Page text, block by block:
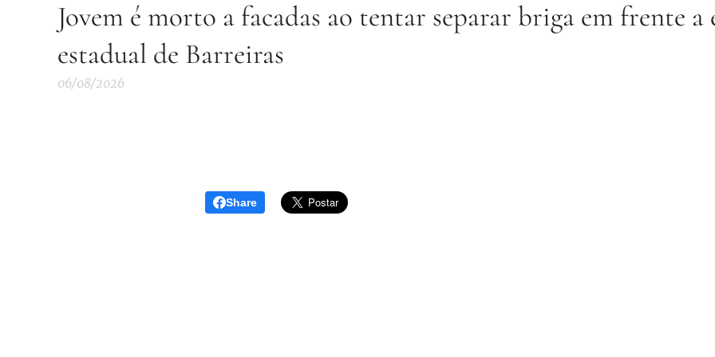
Jovem é morto a facadas ao tentar separar briga em frente a
estadual de Barreiras
06/08/2026
Share